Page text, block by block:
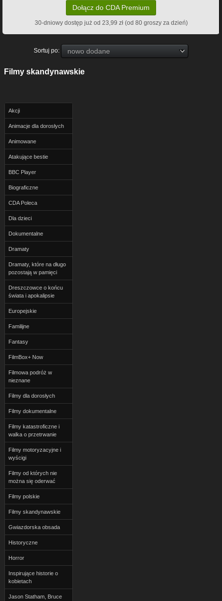
Dołącz do CDA Premium
30-dniowy dostęp już od 23,99 zł (od 80 groszy za dzień)
Sortuj po:
Filmy skandynawskie
Akcji
Animacje dla dorosłych
Animowane
Atakujące bestie
BBC Player
Biograficzne
CDA Poleca
Dla dzieci
Dokumentalne
Dramaty
Dramaty, które na długo
pozostają w pamięci
Dreszczowce o końcu
świata i apokalipsie
Europejskie
Familijne
Fantasy
FilmBox+ Now
Filmowa podróż w
nieznane
Filmy dla dorosłych
Filmy dokumentalne
Filmy katastroficzne i
walka o przetrwanie
Filmy motoryzacyjne i
wyścigi
Filmy od których nie
można się oderwać
Filmy polskie
Filmy skandynawskie
Gwiazdorska obsada
Historyczne
Horror
Inspirujące historie o
kobietach
Jason Statham, Bruce